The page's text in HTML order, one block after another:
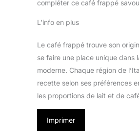
compléter ce café frappé
L’info en plus
Le café frappé trouve son
se faire une place unique dans
moderne. Chaque région de
recette selon ses préférences
les proportions de lait et de
Imprimer